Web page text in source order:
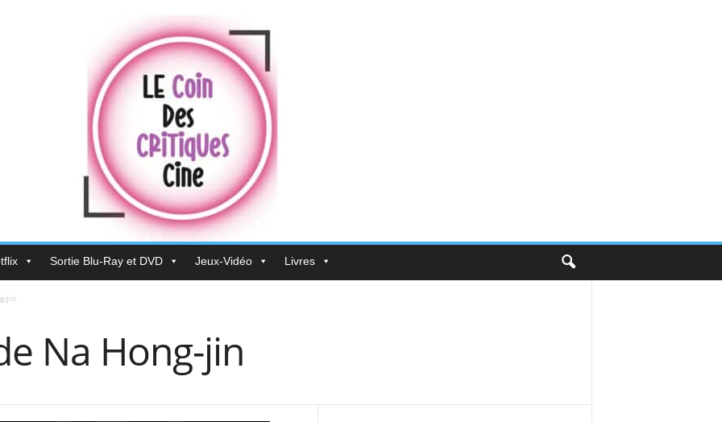
Sortie Blu-Ray et DVD Jeux-Vidéo Livres
jin
Na Hong-jin